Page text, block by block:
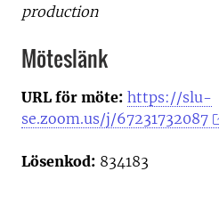
production
Möteslänk
URL för möte: https://slu-
se.zoom.us/j/67231732087
Lösenkod: 834183